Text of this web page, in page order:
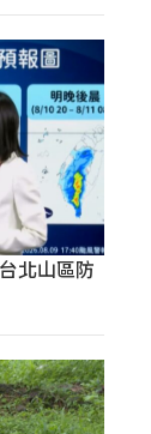
北山區防